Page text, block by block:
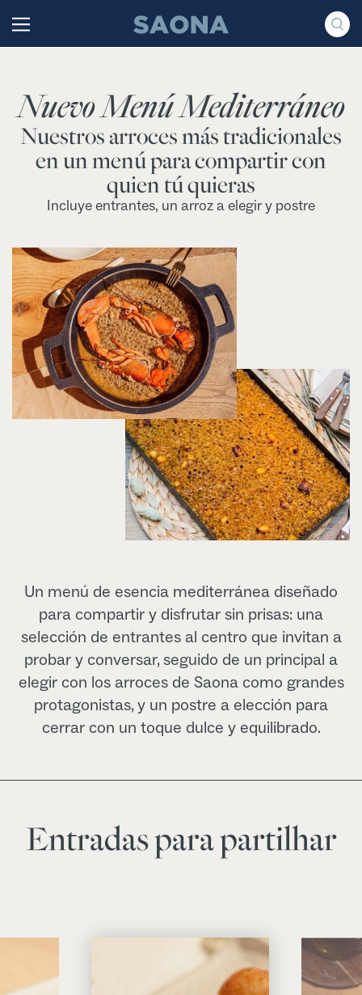
Grupo Saona
Nuevo Menú Mediterráneo
Nuestros arroces más tradicionales
en un menú para compartir con
quien tú quieras
Incluye entrantes, un arroz a elegir y postre
Un menú de esencia mediterránea diseñado
para compartir y disfrutar sin prisas: una
selección de entrantes al centro que invitan a
probar y conversar, seguido de un principal a
elegir con los arroces de Saona como grandes
protagonistas, y un postre a elección para
cerrar con un toque dulce y equilibrado.
Entradas para partilhar